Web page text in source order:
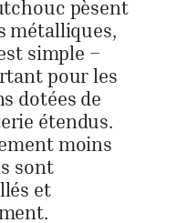
pèsent
métalliques,
simple –
pour les
dotées de
étendus.
moins
sont
et